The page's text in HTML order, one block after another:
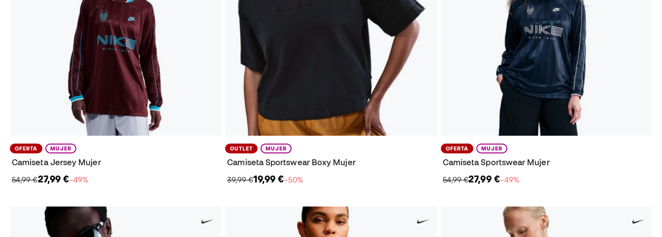
OFERTA MUJER
Camiseta Jersey Mujer
54,99 €27,99 €−49%
OUTLET MUJER
Camiseta Sportswear Boxy Mujer
39,99 €19,99 €−50%
OFERTA MUJER
Camiseta Sportswear Mujer
54,99 €27,99 €−49%